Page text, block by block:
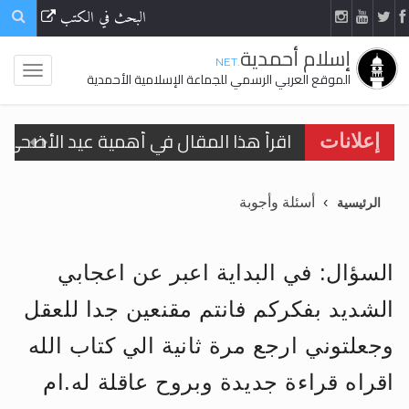
البحث في الكتب
إسلام أحمدية.NET
الموقع العربي الرسمي للجماعة الإسلامية الأحمدية
إعلانات
اقرأ هذا المقال في أهمية عيد
تعميم هامّ لأفراد الجماعة >> المزيد
تعميم هامّ لأفراد الجماعة >> المزيد
اقرأ هذا الكتاب وتعرّف على حقيقة
الرئيسية أسئلة وأجوبة
السؤال: في البداية اعبر عن اعجابي
الشديد بفكركم فانتم مقنعين جدا للعقل
وجعلتوني ارجع مرة ثانية الي كتاب الله
اقراه قراءة جديدة وبروح عاقلة له.ام